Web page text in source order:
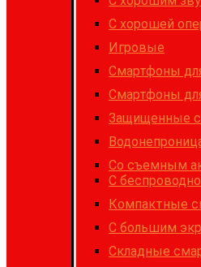
С хорошей
Игровые
Cмартфоны
Смартфоны
Защищенные
Со съемным
С
Компактные
С большим
Складные